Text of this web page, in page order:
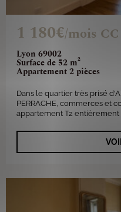
Lyon 69002
Surface de 52 m²
Appartement 2 pièces
1 180€/mois CC
Dans le quartier très prisé
PERRACHE, commerces et
appartement T2 entièrement